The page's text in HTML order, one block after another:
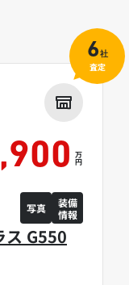
ス G550
万
円
写真
装備
情報
6社
査定